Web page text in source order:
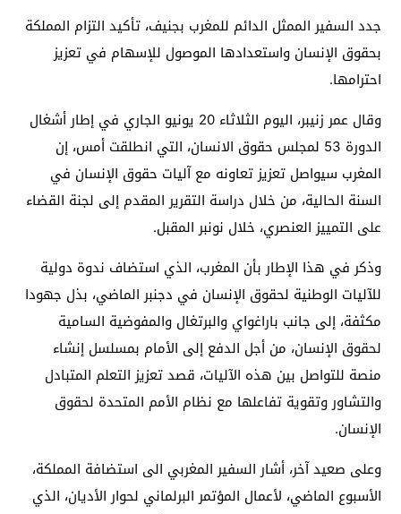
جدد السفير الممثل الدائم للمغرب بجنيف، تأكيد التزام المملكة
بحقوق الإنسان واستعدادها الموصول للإسهام في تعزيز
احترامها.
وقال عمر زنيبر، اليوم الثلاثاء 20 يونيو الجاري في إطار أشغال
الدورة 53 لمجلس حقوق الانسان، التي انطلقت أمس، إن
المغرب سيواصل تعزيز تعاونه مع آليات حقوق الإنسان في
السنة الحالية، من خلال دراسة التقرير المقدم إلى لجنة القضاء
على التمييز العنصري، خلال نونبر المقبل.
وذكر في هذا الإطار بأن المغرب، الذي استضاف ندوة دولية
للآليات الوطنية لحقوق الإنسان في دجنبر الماضي، بذل جهودا
مكثفة، إلى جانب باراغواي والبرتغال والمفوضية السامية
لحقوق الإنسان، من أجل الدفع إلى الأمام بمسلسل إنشاء
منصة للتواصل بين هذه الآليات، قصد تعزيز التعلم المتبادل
والتشاور وتقوية تفاعلها مع نظام الأمم المتحدة لحقوق
الإنسان.
وعلى صعيد آخر، أشار السفير المغربي الى استضافة المملكة،
الأسبوع الماضي، لأعمال المؤتمر البرلماني لحوار الأديان، الذي